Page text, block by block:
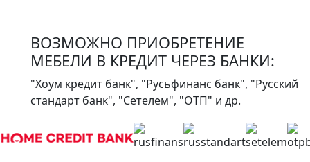
ВОЗМОЖНО ПРИОБРЕТЕНИЕ
МЕБЕЛИ В КРЕДИТ ЧЕРЕЗ БАНКИ:
"Хоум кредит банк", "Русьфинанс банк", "Русский
стандарт банк", "Сетелем", "ОТП" и др.